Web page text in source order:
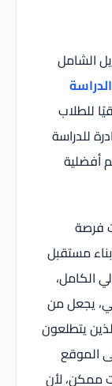
الشامل
للطلاب
للدراسة
أفضلية
فرصة
بناء مستقبل
الكامل،
يجعل من
يتطلعون
الموقع
ممكن، لأن